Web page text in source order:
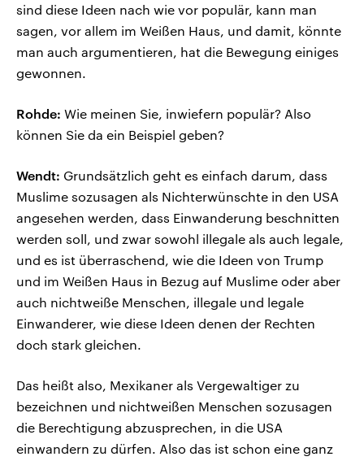
sind diese Ideen nach wie vor populär, kann man
sagen, vor allem im Weißen Haus, und damit, könnte
man auch argumentieren, hat die Bewegung einiges
gewonnen.
Rohde: Wie meinen Sie, inwiefern populär? Also
können Sie da ein Beispiel geben?
Wendt: Grundsätzlich geht es einfach darum, dass
Muslime sozusagen als Nichterwünschte in den USA
angesehen werden, dass Einwanderung beschnitten
werden soll, und zwar sowohl illegale als auch legale,
und es ist überraschend, wie die Ideen von Trump
und im Weißen Haus in Bezug auf Muslime oder aber
auch nichtweiße Menschen, illegale und legale
Einwanderer, wie diese Ideen denen der Rechten
doch stark gleichen.
Das heißt also, Mexikaner als Vergewaltiger zu
bezeichnen und nichtweißen Menschen sozusagen
die Berechtigung abzusprechen, in die USA
einwandern zu dürfen. Also das ist schon eine ganz